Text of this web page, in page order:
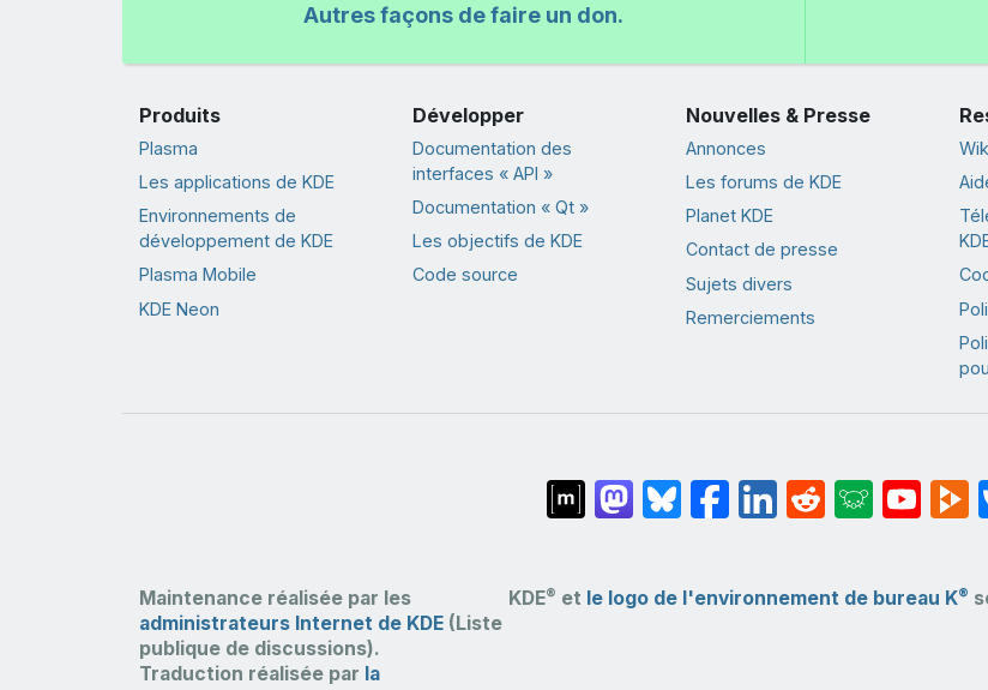
Autres façons de faire un don.
Produits
Plasma
Les applications de KDE
Environnements de
développement de KDE
Plasma Mobile
KDE Neon
Développer
Documentation des
interfaces « API »
Documentation « Qt »
Les objectifs de KDE
Code source
Nouvelles & Presse
Annonces
Les forums de KDE
Planet KDE
Contact de presse
Sujets divers
Remerciements
Maintenance réalisée par les
administrateurs Internet de KDE(Liste
publique de discussions).
Traduction réalisée par la
KDE® et le logo de l'environnement de bureau K®